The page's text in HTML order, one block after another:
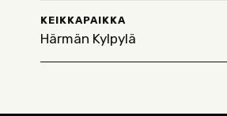
KEIKKAPAIKKA
Härmän Kylpylä